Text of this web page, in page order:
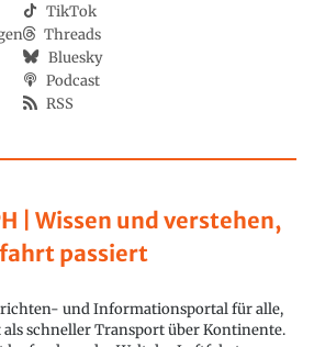
| Wissen und verstehen,
passiert
und Informationsportal für alle,
schneller Transport über Kontinente.
TikTok
Threads
Bluesky
Podcast
RSS